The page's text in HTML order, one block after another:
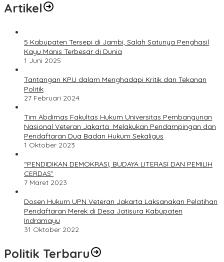
Artikel
5 Kabupaten Tersepi di Jambi, Salah Satunya Penghasil
Kayu Manis Terbesar di Dunia
1 Juni 2025
Tantangan KPU dalam Menghadapi Kritik dan Tekanan
Politik
27 Februari 2024
Tim Abdimas Fakultas Hukum Universitas Pembangunan
Nasional Veteran Jakarta Melakukan Pendampingan dan
Pendaftaran Dua Badan Hukum Sekaligus
1 Oktober 2023
“PENDIDIKAN DEMOKRASI, BUDAYA LITERASI DAN PEMILIH
CERDAS”
7 Maret 2023
Dosen Hukum UPN Veteran Jakarta Laksanakan Pelatihan
Pendaftaran Merek di Desa Jatisura Kabupaten
Indramayu
31 Oktober 2022
Politik Terbaru